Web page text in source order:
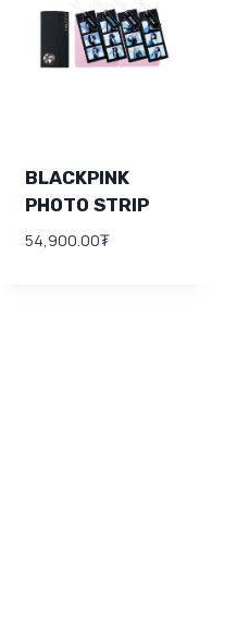
BLACKPINK
PHOTO STRIP
54,900.00₮